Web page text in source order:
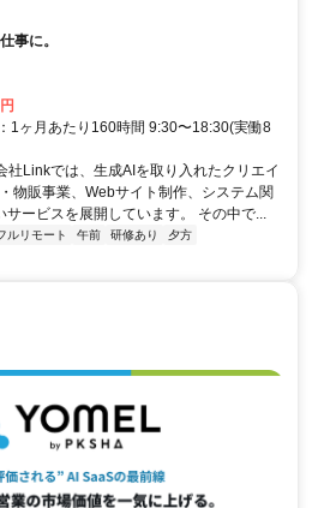
事に。
1ヶ月あたり160時間 9:30〜18:30(実働8
社Linkでは、生成AIを取り入れたクリエイ
物販事業、Webサイト制作、システム関
サービスを展開しています。 その中で...
ルリモート 午前 研修あり
夕方